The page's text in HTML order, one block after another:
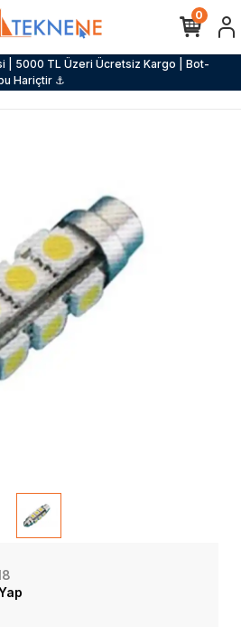
| 5000 TL Üzeri Ücretsiz Kargo | Bot-
Hariçtir ⚓
0